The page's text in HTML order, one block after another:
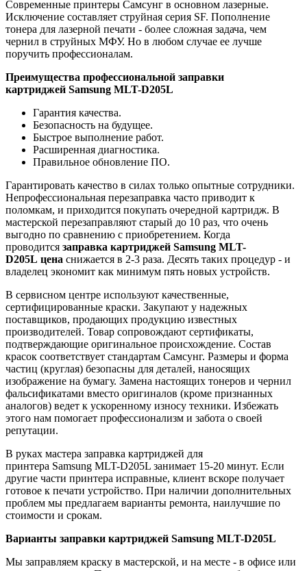
Современные принтеры Самсунг в основном лазерные.
Исключение составляет струйная серия SF. Пополнение
тонера для лазерной печати - более сложная задача, чем
чернил в струйных МФУ. Но в любом случае ее лучше
поручить профессионалам.
Преимущества профессиональной заправки
картриджей Samsung MLT-D205L
Гарантия качества.
Безопасность на будущее.
Быстрое выполнение работ.
Расширенная диагностика.
Правильное обновление ПО.
Гарантировать качество в силах только опытные сотрудники.
Непрофессиональная перезаправка часто приводит к
поломкам, и приходится покупать очередной картридж. В
мастерской перезаправляют старый до 10 раз, что очень
выгодно по сравнению с приобретением. Когда
проводится заправка картриджей Samsung MLT-
D205L цена снижается в 2-3 раза. Десять таких процедур - и
владелец экономит как минимум пять новых устройств.
В сервисном центре используют качественные,
сертифицированные краски. Закупают у надежных
поставщиков, продающих продукцию известных
производителей. Товар сопровождают сертификаты,
подтверждающие оригинальное происхождение. Состав
красок соответствует стандартам Самсунг. Размеры и форма
частиц (круглая) безопасны для деталей, наносящих
изображение на бумагу. Замена настоящих тонеров и чернил
фальсификатами вместо оригиналов (кроме признанных
аналогов) ведет к ускоренному износу техники. Избежать
этого нам помогает профессионализм и забота о своей
репутации.
В руках мастера заправка картриджей для
принтера Samsung MLT-D205L занимает 15-20 минут. Если
другие части принтера исправные, клиент вскоре получает
готовое к печати устройство. При наличии дополнительных
проблем мы предлагаем варианты ремонта, наилучшие по
стоимости и срокам.
Варианты заправки картриджей Samsung MLT-D205L
Мы заправляем краску в мастерской, и на месте - в офисе или